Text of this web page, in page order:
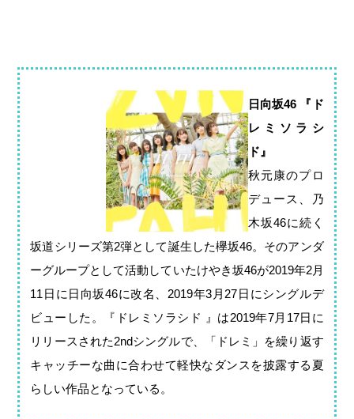
日向坂46 『ド
レミソラシ
ド』
秋元康のプロ
デュース、乃
木坂46に続く
坂道シリーズ第2弾として誕生した欅坂46。そのアンダ
ーグループとして活動していたけやき坂46が2019年2月
11日に日向坂46に改名、2019年3月27日にシングルデ
ビューした。『ドレミソラシド 』は2019年7月17日に
リリースされた2ndシングルで、「ドレミ」を繰り返す
キャッチーな曲に合わせて軽快なダンスを披露する夏
らしい作品となっている。